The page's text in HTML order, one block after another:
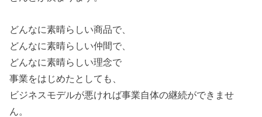
どんなに素晴らしい商品で、
どんなに素晴らしい仲間で、
どんなに素晴らしい理念で
事業をはじめたとしても、
ビジネスモデルが悪ければ事業自体の継続ができませ
ん。